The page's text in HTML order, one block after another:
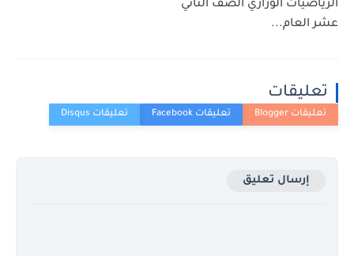
الرياضيات الوزاري الصف الثاني
عشر العام...
تعليقات
إرسال تعليق